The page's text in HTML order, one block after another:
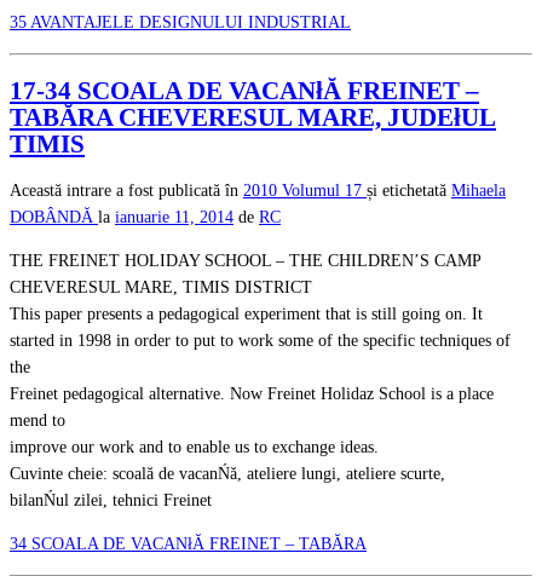
35 AVANTAJELE DESIGNULUI INDUSTRIAL
17-34 SCOALA DE VACANłĂ FREINET –
TABĂRA CHEVERESUL MARE, JUDEłUL
TIMIS
Această intrare a fost publicată în 2010 Volumul 17 și etichetată Mihaela
DOBÂNDĂ la ianuarie 11, 2014 de RC
THE FREINET HOLIDAY SCHOOL – THE CHILDREN’S CAMP
CHEVERESUL MARE, TIMIS DISTRICT
This paper presents a pedagogical experiment that is still going on. It
started in 1998 in order to put to work some of the specific techniques of
the
Freinet pedagogical alternative. Now Freinet Holidaz School is a place
mend to
improve our work and to enable us to exchange ideas.
Cuvinte cheie: scoală de vacanŃă, ateliere lungi, ateliere scurte,
bilanŃul zilei, tehnici Freinet
34 SCOALA DE VACANłĂ FREINET – TABĂRA